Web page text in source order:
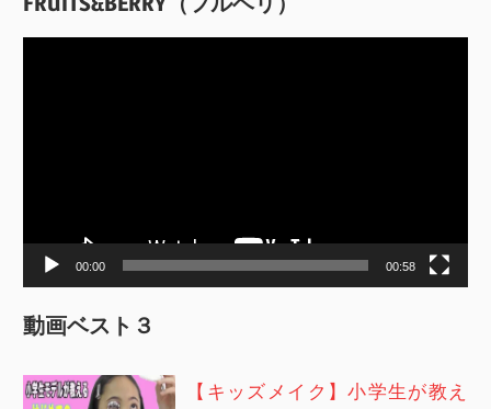
ー
00:00 00:58
動画ベスト３
【キッズメイク】小学生が教え